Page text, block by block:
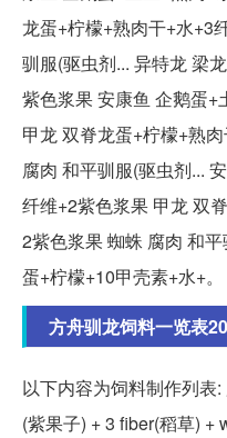
龙蛋+柠檬+熟肉干+水+3
驯服(驱虫剂... 异特龙 梁
紫色浆果 安康鱼 企鹅蛋
甲龙 双脊龙蛋+柠檬+熟
腐肉 和平驯服(驱虫剂...
纤维+2紫色浆果 甲龙 双
2紫色浆果 蜘蛛 腐肉 和
蛋+柠檬+10甲壳素+水+。
方舟驯龙饲料一览表
以下内容为饲料制作列表
(紫果子) + 3 fiber(稻草) +